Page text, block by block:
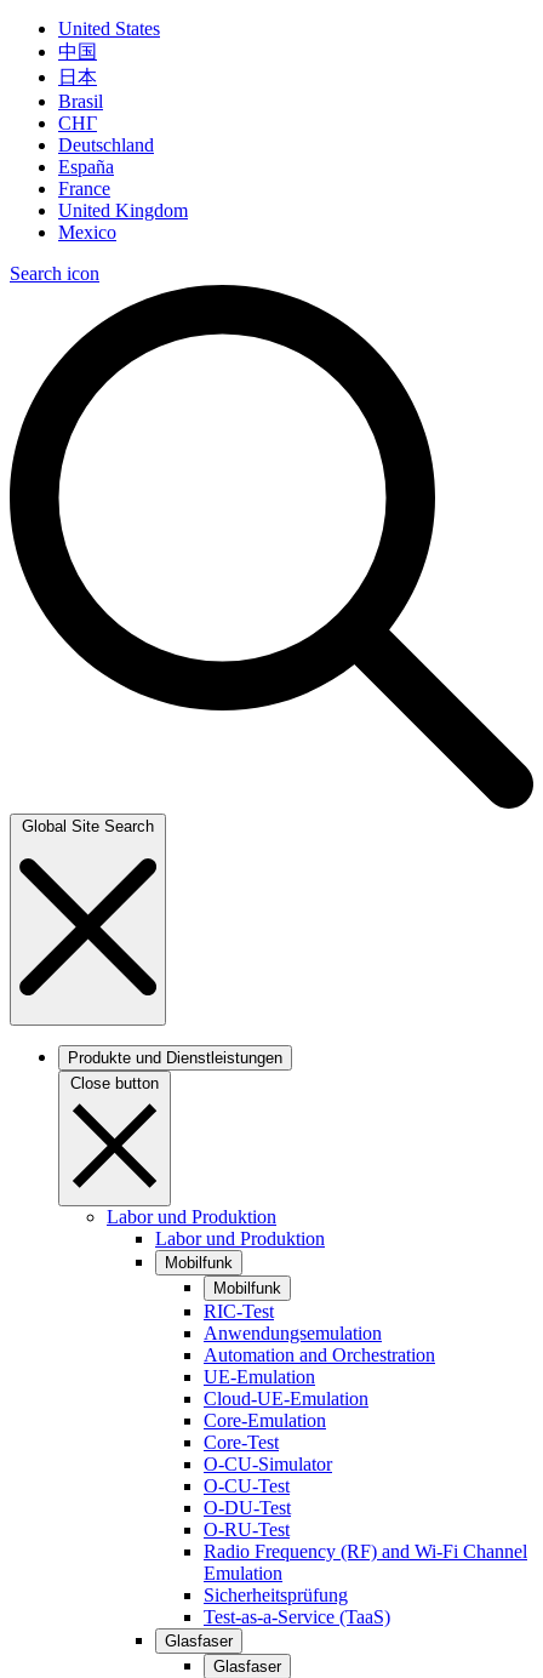
United States
中国
日本
Brasil
СНГ
Deutschland
España
France
United Kingdom
Mexico
Search icon
Global Site Search
Produkte und Dienstleistungen
Close button
Labor und Produktion
Labor und Produktion
Mobilfunk
Mobilfunk
RIC-Test
Anwendungsemulation
Automation and Orchestration
UE-Emulation
Cloud-UE-Emulation
Core-Emulation
Core-Test
O-CU-Simulator
O-CU-Test
O-DU-Test
O-RU-Test
Radio Frequency (RF) and Wi-Fi Channel
Emulation
Sicherheitsprüfung
Test-as-a-Service (TaaS)
Glasfaser
Glasfaser